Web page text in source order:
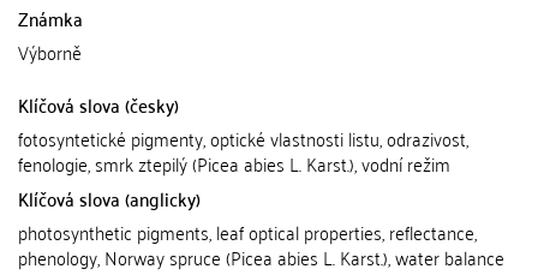
Známka
Výborně
Klíčová slova (česky)
fotosyntetické pigmenty, optické vlastnosti listu, odrazivost,
fenologie, smrk ztepilý (Picea abies L. Karst.), vodní režim
Klíčová slova (anglicky)
photosynthetic pigments, leaf optical properties, reflectance,
phenology, Norway spruce (Picea abies L. Karst.), water balance